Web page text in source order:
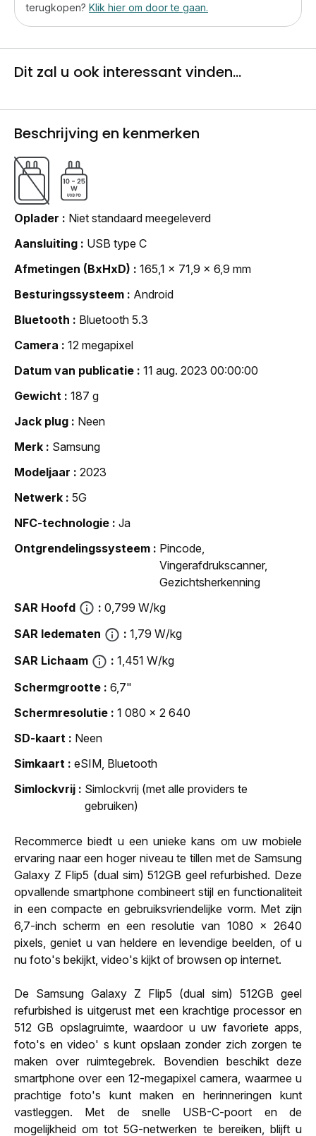
terugkopen? Klik hier om door te gaan.
Dit zal u ook interessant vinden...
Beschrijving en kenmerken
Oplader
Niet standaard meegeleverd
Aansluiting
USB type C
Afmetingen (BxHxD)
165,1 x 71,9 x 6,9 mm
Besturingssysteem
Android
Bluetooth
Bluetooth 5.3
Camera
12 megapixel
Datum van publicatie
11 aug. 2023 00:00:00
Gewicht
187 g
Jack plug
Neen
Merk
Samsung
Modeljaar
2023
Netwerk
5G
NFC-technologie
Ja
Ontgrendelingssysteem
Pincode,
Vingerafdrukscanner,
Gezichtsherkenning
SAR Hoofd
0,799 W/kg
SAR ledematen
1,79 W/kg
SAR Lichaam
1,451 W/kg
Schermgrootte
6,7"
Schermresolutie
1 080 x 2 640
SD-kaart
Neen
Simkaart
eSIM, Bluetooth
Simlockvrij
Simlockvrij (met alle providers te
gebruiken)
Recommerce biedt u een unieke kans om uw mobiele
ervaring naar een hoger niveau te tillen met de Samsung
Galaxy Z Flip5 (dual sim) 512GB geel refurbished. Deze
opvallende smartphone combineert stijl en functionaliteit
in een compacte en gebruiksvriendelijke vorm. Met zijn
6,7-inch scherm en een resolutie van 1080 x 2640
pixels, geniet u van heldere en levendige beelden, of u
nu foto's bekijkt, video's kijkt of browsen op internet.
De Samsung Galaxy Z Flip5 (dual sim) 512GB geel
refurbished is uitgerust met een krachtige processor en
512 GB opslagruimte, waardoor u uw favoriete apps,
foto's en video' s kunt opslaan zonder zich zorgen te
maken over ruimtegebrek. Bovendien beschikt deze
smartphone over een 12-megapixel camera, waarmee u
prachtige foto's kunt maken en herinneringen kunt
vastleggen. Met de snelle USB-C-poort en de
mogelijkheid om tot 5G-netwerken te bereiken, blijft u